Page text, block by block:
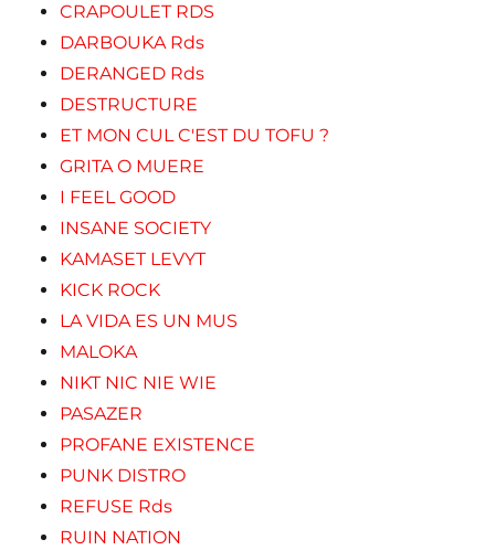
CRAPOULET RDS
DARBOUKA Rds
DERANGED Rds
DESTRUCTURE
ET MON CUL C'EST DU TOFU ?
GRITA O MUERE
I FEEL GOOD
INSANE SOCIETY
KAMASET LEVYT
KICK ROCK
LA VIDA ES UN MUS
MALOKA
NIKT NIC NIE WIE
PASAZER
PROFANE EXISTENCE
PUNK DISTRO
REFUSE Rds
RUIN NATION